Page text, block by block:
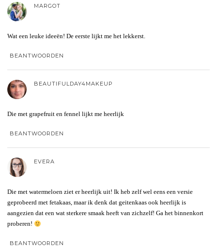
MARGOT
Wat een leuke ideeën! De eerste lijkt me het lekkerst.
BEANTWOORDEN
BEAUTIFULDAY4MAKEUP
Die met grapefruit en fennel lijkt me heerlijk
BEANTWOORDEN
EVERA
Die met watermeloen ziet er heerlijk uit! Ik heb zelf wel eens een versie
geprobeerd met fetakaas, maar ik denk dat geitenkaas ook heerlijk is
aangezien dat een wat sterkere smaak heeft van zichzelf! Ga het binnenkort
proberen!
BEANTWOORDEN